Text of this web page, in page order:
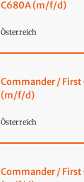
C680A (m/f/d)
Österreich
Commander / First
(m/f/d)
Österreich
Commander / First